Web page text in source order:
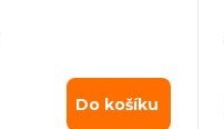
Do košíku